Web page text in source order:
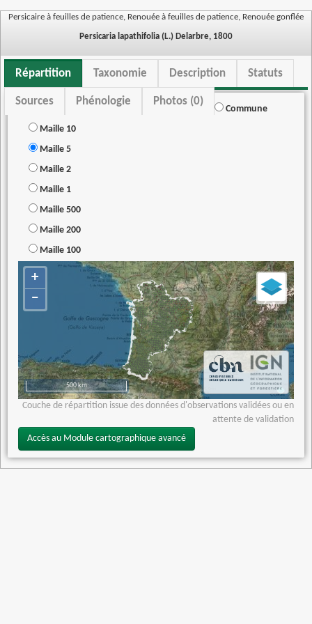
Persicaire à feuilles de patience, Renouée à feuilles de patience, Renouée gonflée
Persicaria lapathifolia (L.) Delarbre, 1800
Répartition Taxonomie Description Statuts
Sources Phénologie Photos (0)
Commune
Maille 10
Maille 5
Maille 2
Maille 1
Maille 500
Maille 200
Maille 100
+
−
500 km
Couche de répartition issue des données d'observations validées ou en
attente de validation
Accès au Module cartographique avancé